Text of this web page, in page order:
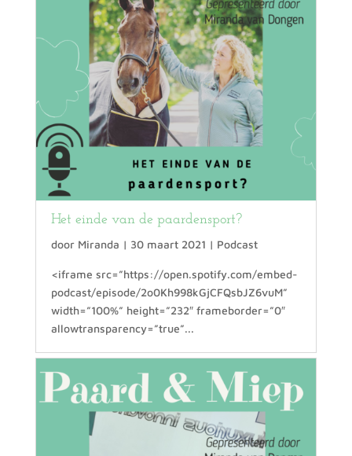
Het einde van de paardensport?
door Miranda | 30 maart 2021 | Podcast
<iframe src=”https://open.spotify.com/embed-
podcast/episode/2o0Kh998kGjCFQsbJZ6vuM”
width=”100%” height=”232″ frameborder=”0″
allowtransparency=”true”...